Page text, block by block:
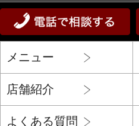
メニュー
店舗紹介
よくある質問